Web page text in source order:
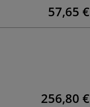
57,65 €
256,80 €